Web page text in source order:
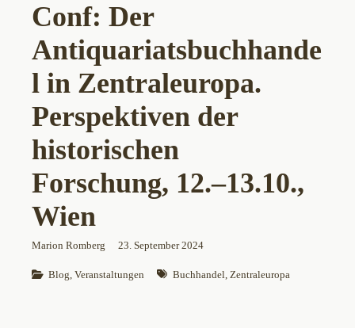
Conf: Der
Antiquariatsbuchhande
l in Zentraleuropa.
Perspektiven der
historischen
Forschung, 12.–13.10.,
Wien
Marion Romberg 23. September 2024
Blog, Veranstaltungen Buchhandel, Zentraleuropa